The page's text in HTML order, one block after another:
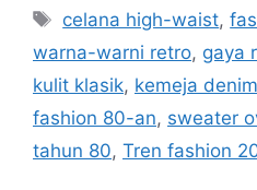
Tags
celana high-waist,
warna-warni retro, gaya
kulit klasik, kemeja
fashion 80-an, sweater
tahun 80, Tren fashion